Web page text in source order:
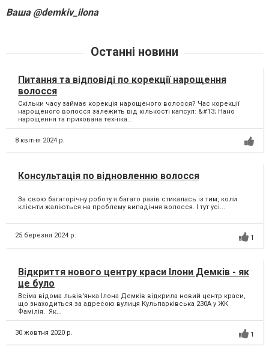
Ваша @demkiv_ilona
Останні новини
Питання та відповіді по корекції нарощення
волосся
Скільки часу займає корекція нарощеного волосся? Час корекції
нарощеного волосся залежить від кількості капсул: &#13; Нано
нарощення та прихована техніка...
8 квітня 2024 р.
Консультація по відновленню волосся
За свою багаторічну роботу я багато разів стикалась із тим, коли
клієнти жаліються на проблему випадіння волосся. І тут усі...
25 березня 2024 р. 1
Відкриття нового центру краси Ілони Демків - як
це було
Всіма відома львів'янка Ілона Демків відкрила новий центр краси,
що знаходиться за адресою вулиця Кульпарківська 230А у ЖК
Фамілія. Як...
30 жовтня 2020 р. 1